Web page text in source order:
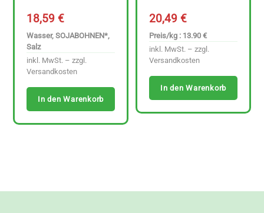
18,59€
Wasser, SOJABOHNEN*,
Salz
inkl. MwSt. – zzgl.
Versandkosten
In den Warenkorb
20,49€
Preis/kg : 13.90 €
inkl. MwSt. – zzgl.
Versandkosten
In den Warenkorb